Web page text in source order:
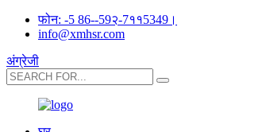
फोन: -5 86--59२-7११5349।
info@xmhsr.com
अंग्रेजी